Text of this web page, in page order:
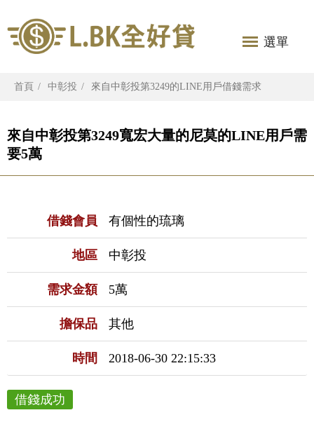
選單
首頁 中彰投 來自中彰投第3249的LINE用戶借錢需求
來自中彰投第3249寬宏大量的尼莫的LINE用戶需
要5萬
借錢會員 有個性的琉璃
地區 中彰投
需求金額 5萬
擔保品 其他
時間 2018-06-30 22:15:33
借錢成功